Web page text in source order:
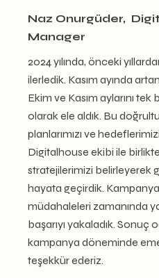
Naz Onurgüder,
Manager
2024 yılında, önceki
ilerledik. Kasım ayında
Ekim ve Kasım aylarını
olarak ele aldık. Bu
planlarımızı ve
Digitalhouse ekibi ile
stratejilerimizi belirleyerek
hayata geçirdik.
müdahaleleri zamanında
başarıyı yakaladık. Sonuç
kampanya döneminde
teşekkür ederiz.